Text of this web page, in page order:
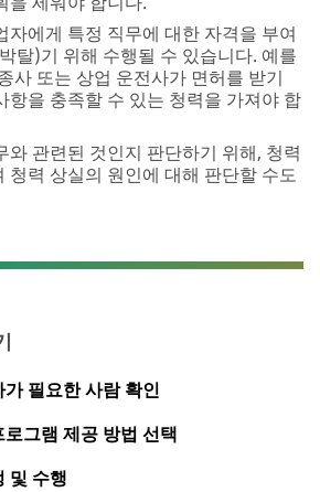
자에게 특정 직무에 대한 자격을 부여
탈)기 위해 수행될 수 있습니다. 예를
사 또는 상업 운전사가 면허를 받기
항을 충족할 수 있는 청력을 가져야 합
와 관련된 것인지 판단하기 위해, 청력
청력 상실의 원인에 대해 판단할 수도
필요한 사람 확인
그램 제공 방법 선택
및 수행